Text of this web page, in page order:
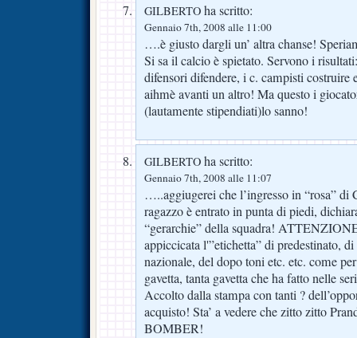
GILBERTO ha scritto:
Gennaio 7th, 2008 alle 11:00
….è giusto dargli un’ altra chanse!
Si sa il calcio è spietato. Servono i
difensori difendere, i c. campisti costruire
aihmè avanti un altro! Ma questo i
(lautamente stipendiati)lo sanno!
GILBERTO ha scritto:
Gennaio 7th, 2008 alle 11:07
…..aggiugerei che l’ingresso in “rosa” di
ragazzo è entrato in punta di piedi,
“gerarchie” della squadra!
appiccicata l'”etichetta” di predestinato,
nazionale, del dopo toni etc. etc. come
gavetta, tanta gavetta che ha fatto nelle
Accolto dalla stampa con tanti ?
acquisto! Sta’ a vedere che zitto zitto
BOMBER!